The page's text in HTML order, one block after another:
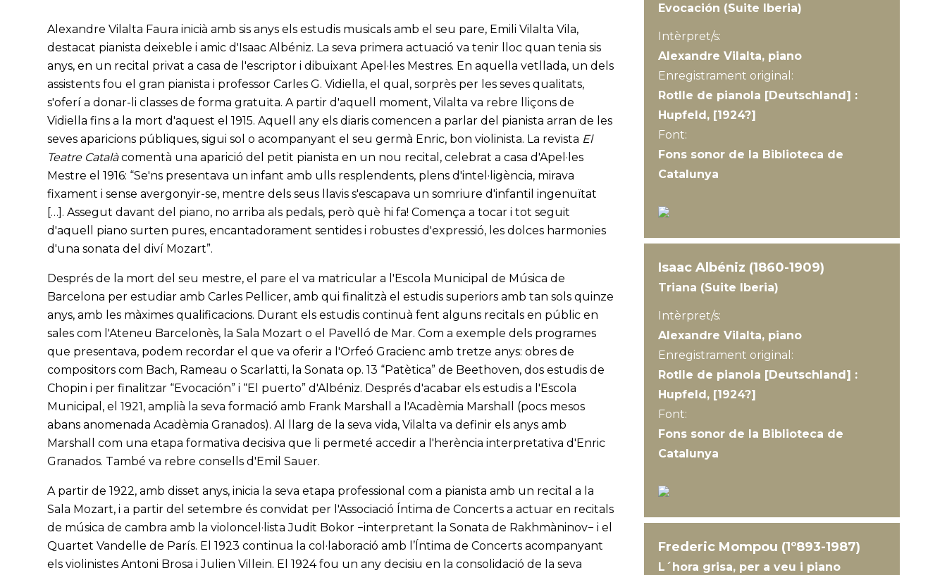
Alexandre Vilalta Faura inicià amb sis anys els estudis musicals amb el seu pare, Emili Vilalta Vila,
destacat pianista deixeble i amic d'Isaac Albéniz. La seva primera actuació va tenir lloc quan tenia sis
anys, en un recital privat a casa de l'escriptor i dibuixant Apel·les Mestres. En aquella vetllada, un dels
assistents fou el gran pianista i professor Carles G. Vidiella, el qual, sorprès per les seves qualitats,
s'oferí a donar-li classes de forma gratuïta. A partir d'aquell moment, Vilalta va rebre lliçons de
Vidiella fins a la mort d'aquest el 1915. Aquell any els diaris comencen a parlar del pianista arran de les
seves aparicions públiques, sigui sol o acompanyant el seu germà Enric, bon violinista. La revista El
Teatre Catalàcomentà una aparició del petit pianista en un nou recital, celebrat a casa d'Apel·les
Mestre el 1916: “Se'ns presentava un infant amb ulls resplendents, plens d'intel·ligència, mirava
fixament i sense avergonyir-se, mentre dels seus llavis s'escapava un somriure d'infantil ingenuïtat
[…]. Assegut davant del piano, no arriba als pedals, però què hi fa! Comença a tocar i tot seguit
d'aquell piano surten pures, encantadorament sentides i robustes d'expressió, les dolces harmonies
d'una sonata del diví Mozart”.
Després de la mort del seu mestre, el pare el va matricular a l'Escola Municipal de Música de
Barcelona per estudiar amb Carles Pellicer, amb qui finalitzà el estudis superiors amb tan sols quinze
anys, amb les màximes qualificacions. Durant els estudis continuà fent alguns recitals en públic en
sales com l'Ateneu Barcelonès, la Sala Mozart o el Pavelló de Mar. Com a exemple dels programes
que presentava, podem recordar el que va oferir a l'Orfeó Gracienc amb tretze anys: obres de
compositors com Bach, Rameau o Scarlatti, la Sonata op. 13 “Patètica” de Beethoven, dos estudis de
Chopin i per finalitzar “Evocación” i “El puerto” d'Albéniz. Després d'acabar els estudis a l'Escola
Municipal, el 1921, amplià la seva formació amb Frank Marshall a l'Acadèmia Marshall (pocs mesos
abans anomenada Acadèmia Granados). Al llarg de la seva vida, Vilalta va definir els anys amb
Marshall com una etapa formativa decisiva que li permeté accedir a l'herència interpretativa d'Enric
Granados. També va rebre consells d'Emil Sauer.
A partir de 1922, amb disset anys, inicia la seva etapa professional com a pianista amb un recital a la
Sala Mozart, i a partir del setembre és convidat per l'Associació Íntima de Concerts a actuar en recitals
de música de cambra amb la violoncel·lista Judit Bokor −interpretant la Sonata de Rakhmàninov− i el
Quartet Vandelle de París. El 1923 continua la col·laboració amb l’Íntima de Concerts acompanyant
els violinistes Antoni Brosa i Julien Villein. El 1924 fou un any decisiu en la consolidació de la seva
Evocación (Suite Iberia)
Intèrpret/s:
Alexandre Vilalta, piano
Enregistrament original:
Rotlle de pianola [Deutschland] :
Hupfeld, [1924?]
Font:
Fons sonor de la Biblioteca de
Catalunya
Isaac Albéniz (1860-1909)
Triana (Suite Iberia)
Intèrpret/s:
Alexandre Vilalta, piano
Enregistrament original:
Rotlle de pianola [Deutschland] :
Hupfeld, [1924?]
Font:
Fons sonor de la Biblioteca de
Catalunya
Frederic Mompou (1º893-1987)
L´hora grisa, per a veu i piano